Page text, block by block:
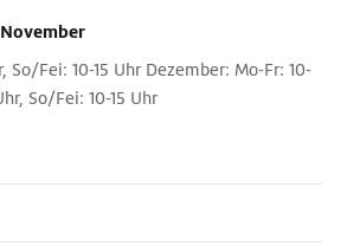
So/Fei: 10-15 Uhr Dezember: Mo-Fr: 10-
So/Fei: 10-15 Uhr